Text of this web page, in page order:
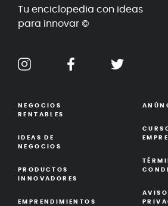
Tu enciclopedia con ideas
para innovar ©
NEGOCIOS
RENTABLES
IDEAS DE
NEGOCIOS
PRODUCTOS
INNOVADORES
EMPRENDIMIENTOS
AVISO